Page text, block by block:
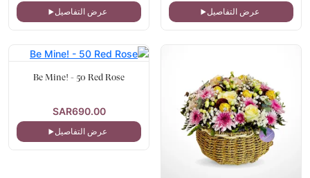
عرض التفاصيل عرض التفاصيل
Be Mine! - 50 Red Rose
SAR690.00
عرض التفاصيل